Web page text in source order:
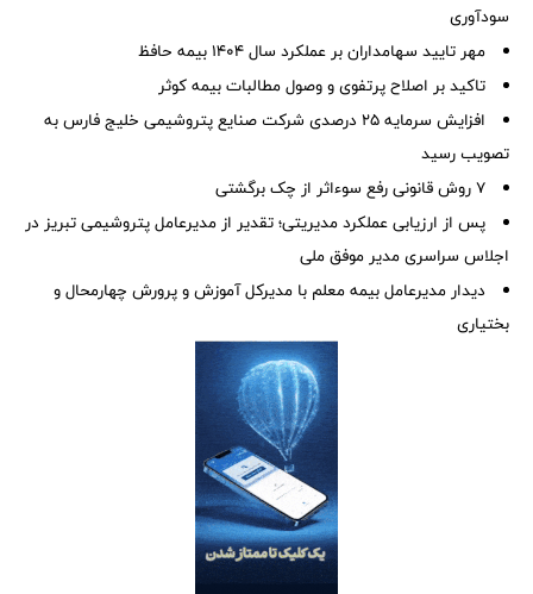
سودآوری
مهر تایید سهامداران بر عملكرد سال ۱۴۰۴ بیمه حافظ
تاکید بر اصلاح پرتفوی و وصول مطالبات بیمه کوثر
افزایش سرمایه ۲۵ درصدی شرکت صنایع پتروشیمی خلیج فارس به
تصویب رسید
۷ روش قانونی رفع سوء‌اثر از چک برگشتی
پس از ارزیابی عملکرد مدیریتی؛ تقدیر از مدیرعامل پتروشیمی تبریز در
اجلاس سراسری مدیر موفق ملی
دیدار مدیرعامل بیمه معلم با مدیرکل آموزش و پرورش چهارمحال و
بختیاری